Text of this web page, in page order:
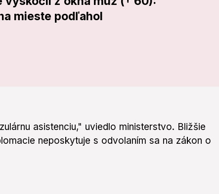
mieste podľahol
asistenciu," uviedlo ministerstvo. Bližšie
neposkytuje s odvolaním sa na zákon o